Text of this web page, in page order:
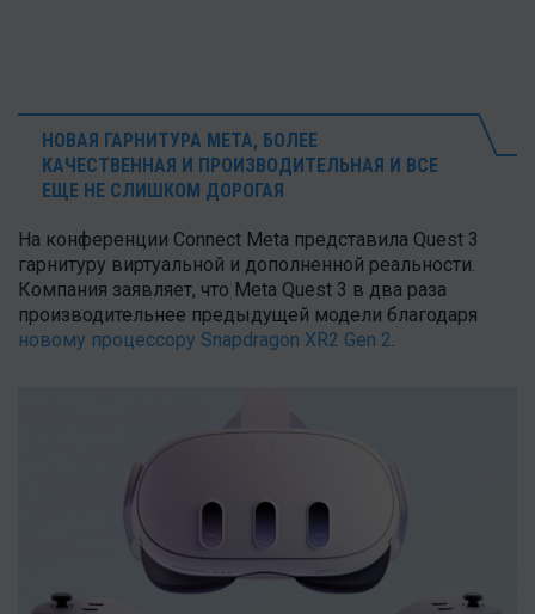
НОВАЯ ГАРНИТУРА META , БОЛЕЕ
КАЧЕСТВЕННАЯ И ПРОИЗВОДИТЕЛЬНАЯ И ВСЕ
ЕЩЕ НЕ СЛИШКОМ ДОРОГАЯ
На конференции Connect Meta представила Quest 3
гарнитуру виртуальной и дополненной реальности.
Компания заявляет, что Meta Quest 3 в два раза
производительнее предыдущей модели благодаря
новому процессору Snapdragon XR2 Gen 2